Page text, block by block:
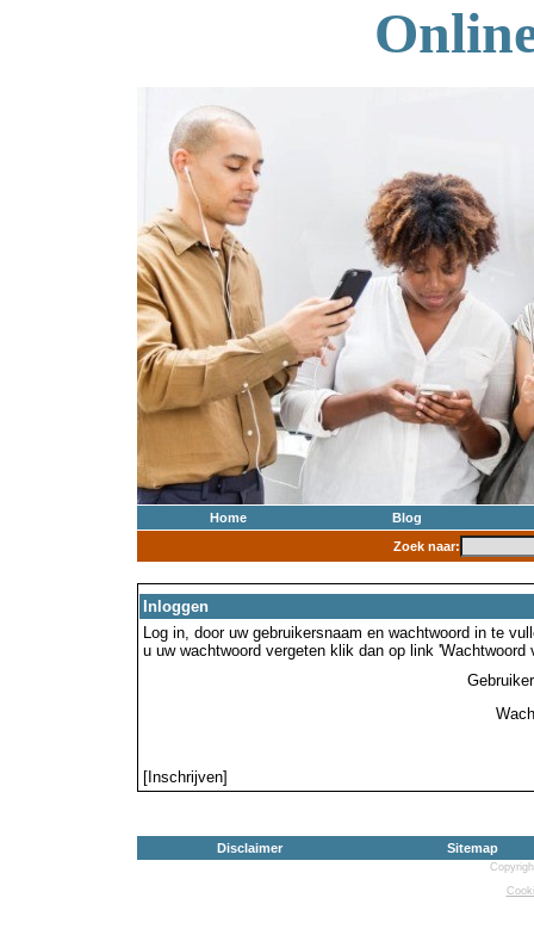
Home
Blog
Zoek naar:
Inloggen
Log in, door uw gebruikersnaam en wachtwoord in te
u uw wachtwoord vergeten klik dan op link 'Wachtwoord
[Inschrijven]
Disclaimer Sitemap